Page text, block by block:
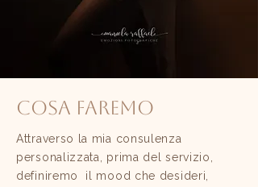
Cosa faremo
Attraverso la mia consulenza
personalizzata, prima del servizio,
definiremo il mood che desideri,